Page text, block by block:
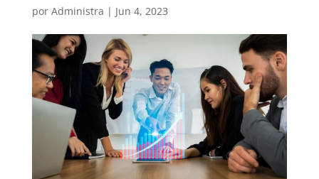
por Administra | Jun 4, 2023